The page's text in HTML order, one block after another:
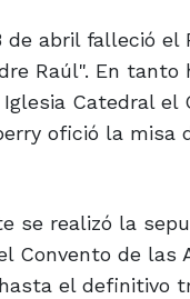
de abril falleció el
Raúl". En tanto
Catedral el
ofició la misa
se realizó la
Convento de las
el definitivo